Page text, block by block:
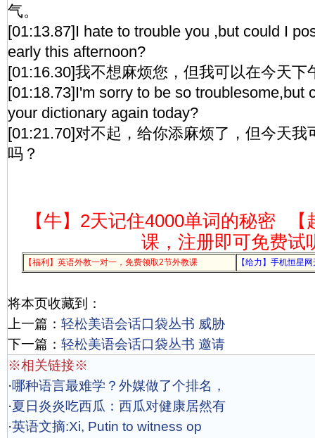
气。
[01:13.87]I hate to trouble you ,but could I
early this afternoon?
[01:16.30]我不想麻烦您，但我可以在今天下
[01:18.73]I'm sorry to be so troublesome,but
your dictionary again today?
[01:21.70]对不起，给你添麻烦了，但今天我
吗？
【牛】2天记住4000单词的秘密
课，注册即可免费试
【福利】英语外教一对一，免费领取2节外教课 【给力】手机恒星
将本页收藏到：
上一篇： 轻松美语会话口袋丛书 威胁
下一篇： 轻松美语会话口袋丛书 邀请
※相关链接※
·哪种语言最难学？外媒做了个排名，
·夏日炎炎吃西瓜：西瓜对健康居然有
·英语文摘:Xi, Putin to witness op